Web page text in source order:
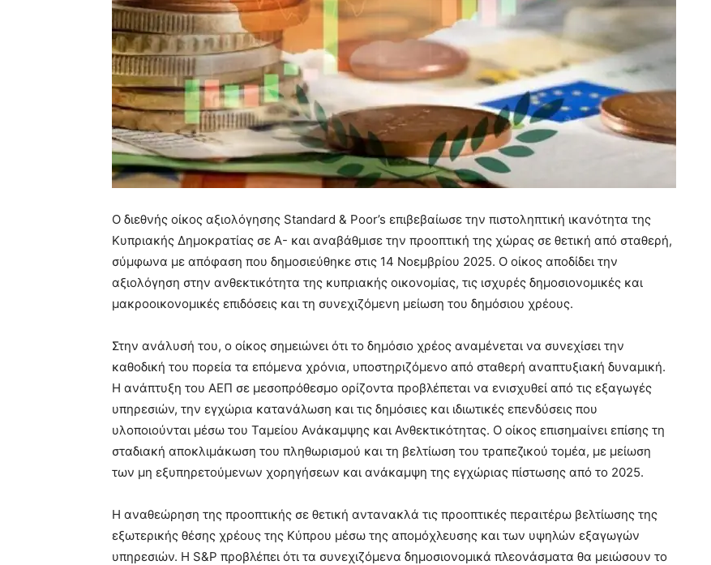
Ο διεθνής οίκος αξιολόγησης Standard & Poor’s επιβεβαίωσε την πιστοληπτική ικανότητα της
Κυπριακής Δημοκρατίας σε A- και αναβάθμισε την προοπτική της χώρας σε θετική από σταθερή,
σύμφωνα με απόφαση που δημοσιεύθηκε στις 14 Νοεμβρίου 2025. Ο οίκος αποδίδει την
αξιολόγηση στην ανθεκτικότητα της κυπριακής οικονομίας, τις ισχυρές δημοσιονομικές και
μακροοικονομικές επιδόσεις και τη συνεχιζόμενη μείωση του δημόσιου χρέους.
Στην ανάλυσή του, ο οίκος σημειώνει ότι το δημόσιο χρέος αναμένεται να συνεχίσει την
καθοδική του πορεία τα επόμενα χρόνια, υποστηριζόμενο από σταθερή αναπτυξιακή δυναμική.
Η ανάπτυξη του ΑΕΠ σε μεσοπρόθεσμο ορίζοντα προβλέπεται να ενισχυθεί από τις εξαγωγές
υπηρεσιών, την εγχώρια κατανάλωση και τις δημόσιες και ιδιωτικές επενδύσεις που
υλοποιούνται μέσω του Ταμείου Ανάκαμψης και Ανθεκτικότητας. Ο οίκος επισημαίνει επίσης τη
σταδιακή αποκλιμάκωση του πληθωρισμού και τη βελτίωση του τραπεζικού τομέα, με μείωση
των μη εξυπηρετούμενων χορηγήσεων και ανάκαμψη της εγχώριας πίστωσης από το 2025.
Η αναθεώρηση της προοπτικής σε θετική αντανακλά τις προοπτικές περαιτέρω βελτίωσης της
εξωτερικής θέσης χρέους της Κύπρου μέσω της απομόχλευσης και των υψηλών εξαγωγών
υπηρεσιών. Η S&P προβλέπει ότι τα συνεχιζόμενα δημοσιονομικά πλεονάσματα θα μειώσουν το